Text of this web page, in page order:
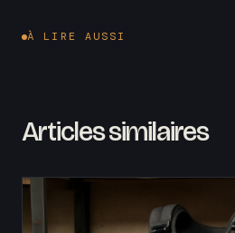
À LIRE AUSSI
Articles similaires